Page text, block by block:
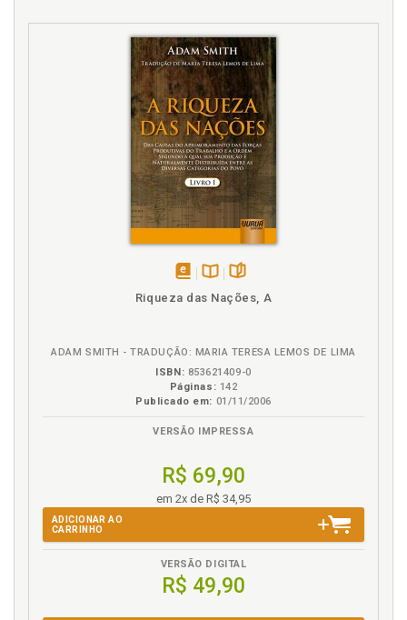
Riqueza das Nações, A
ADAM SMITH - TRADUÇÃO: MARIA TERESA LEMOS DE LIMA
ISBN: 853621409-0
Páginas: 142
Publicado em: 01/11/2006
VERSÃO IMPRESSA
R$ 69,90
em 2x de R$ 34,95
ADICIONAR AO
CARRINHO
VERSÃO DIGITAL
R$ 49,90